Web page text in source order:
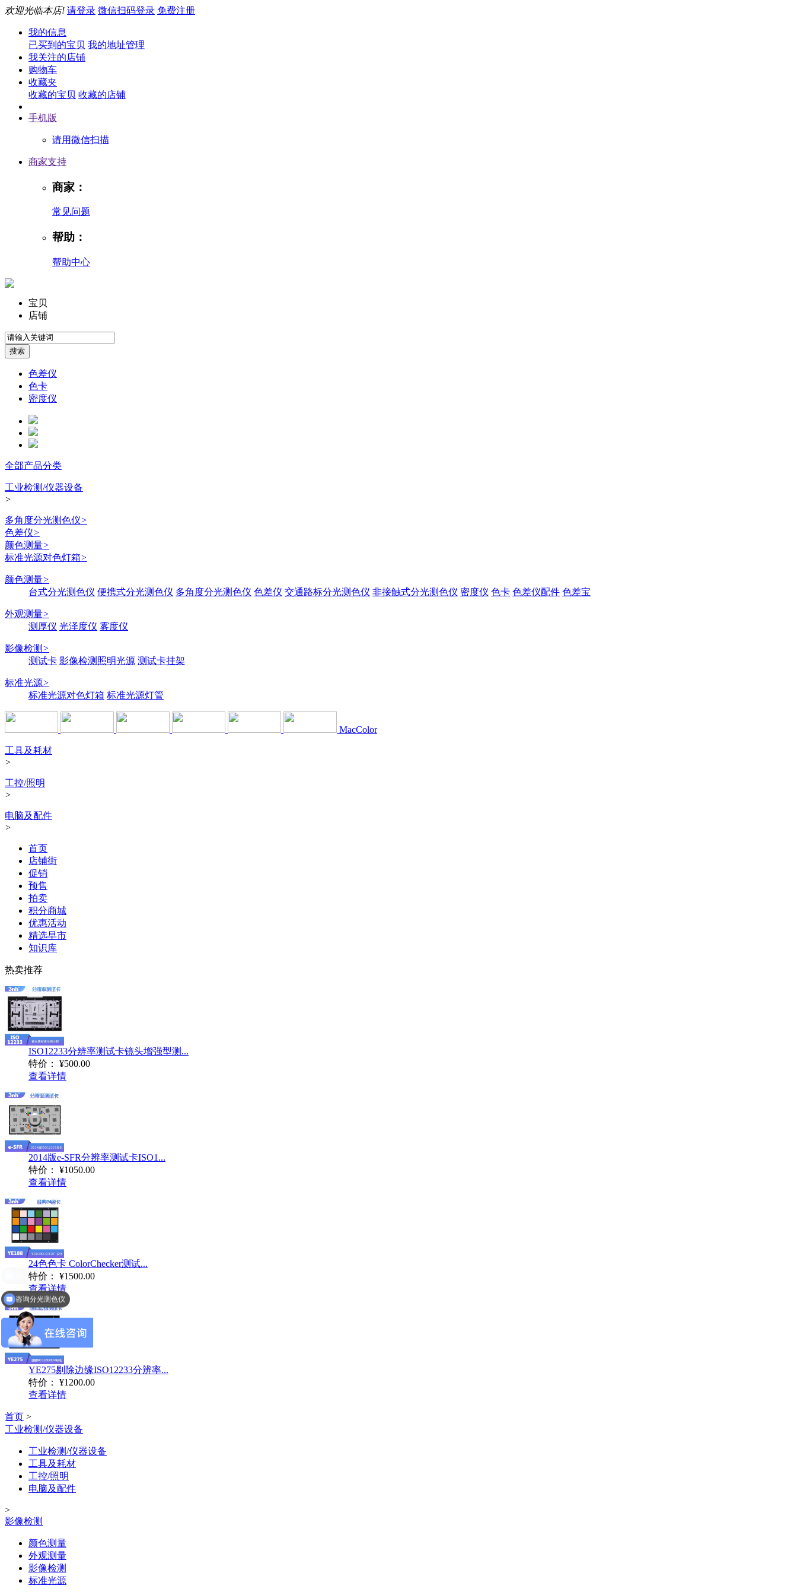
欢迎光临本店! 请登录 微信扫码登录 免费注册
我的信息
已买到的宝贝 我的地址管理
我关注的店铺
购物车
收藏夹
收藏的宝贝 收藏的店铺
手机版
请用微信扫描
商家支持
商家：
常见问题
帮助：
帮助中心
宝贝
店铺
色差仪
色卡
密度仪
全部产品分类
工业检测/仪器设备
>
多角度分光测色仪>
色差仪>
颜色测量>
标准光源对色灯箱>
颜色测量>
台式分光测色仪 便携式分光测色仪 多角度分光测色仪 色差仪 交通路标分光测色仪 非接触式分光测色仪 密度仪 色卡 色差仪配件 色差宝
外观测量>
测厚仪 光泽度仪 雾度仪
影像检测 >
测试卡 影像检测照明光源 测试卡挂架
标准光源>
标准光源对色灯箱 标准光源灯管
MacColor
工具及耗材
>
工控/照明
>
电脑及配件
>
首页
店铺街
促销
预售
拍卖
积分商城
优惠活动
精选早市
知识库
热卖推荐
ISO12233分辨率测试卡镜头增强型测...
特价：
¥500.00
查看详情
2014版e-SFR分辨率测试卡ISO1...
特价：
¥1050.00
查看详情
24色色卡 ColorChecker测试...
特价：
¥1500.00
查看详情
YE275剔除边缘ISO12233分辨率...
特价：
¥1200.00
查看详情
首页 >
工业检测/仪器设备
工业检测/仪器设备
工具及耗材
工控/照明
电脑及配件
>
影像检测
颜色测量
外观测量
影像检测
标准光源
咨询分光测色仪